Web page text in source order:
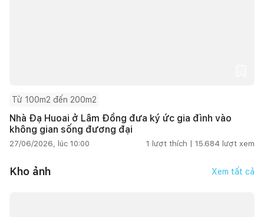
Từ 100m2 đến 200m2
Nhà Đạ Huoai ở Lâm Đồng đưa ký ức gia đình vào
không gian sống đương đại
27/06/2026, lúc 10:00 1 lượt thích | 15.684 lượt xem
Kho ảnh Xem tất cả